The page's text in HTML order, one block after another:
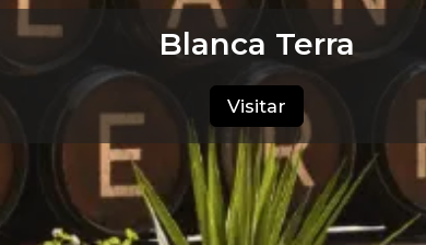
Blanca Terra
Visitar